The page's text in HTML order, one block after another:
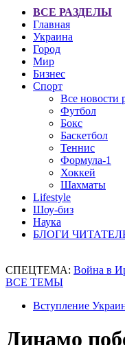
ВСЕ РАЗДЕЛЫ
Главная
Украина
Город
Мир
Бизнес
Спорт
Все новости
Футбол
Бокс
Баскетбол
Теннис
Формула-1
Хоккей
Шахматы
Lifestyle
Шоу-биз
Наука
БЛОГИ
СПЕЦТЕМА: Война в
ВСЕ ТЕМЫ
Вступление
Динамо